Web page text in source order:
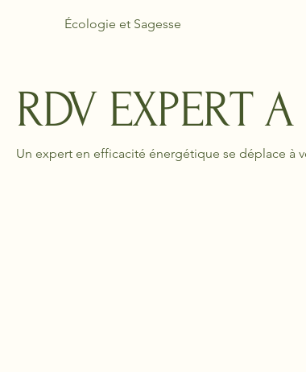
Écologie et Sagesse
RDV EXPERT
Un expert en efficacité énergétique se déplace à